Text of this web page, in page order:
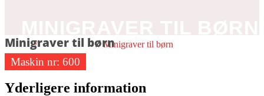
Forside/Gravemaskiner/ Minigraver til børn
Minigraver til børn
Maskin nr: 600
Yderligere information